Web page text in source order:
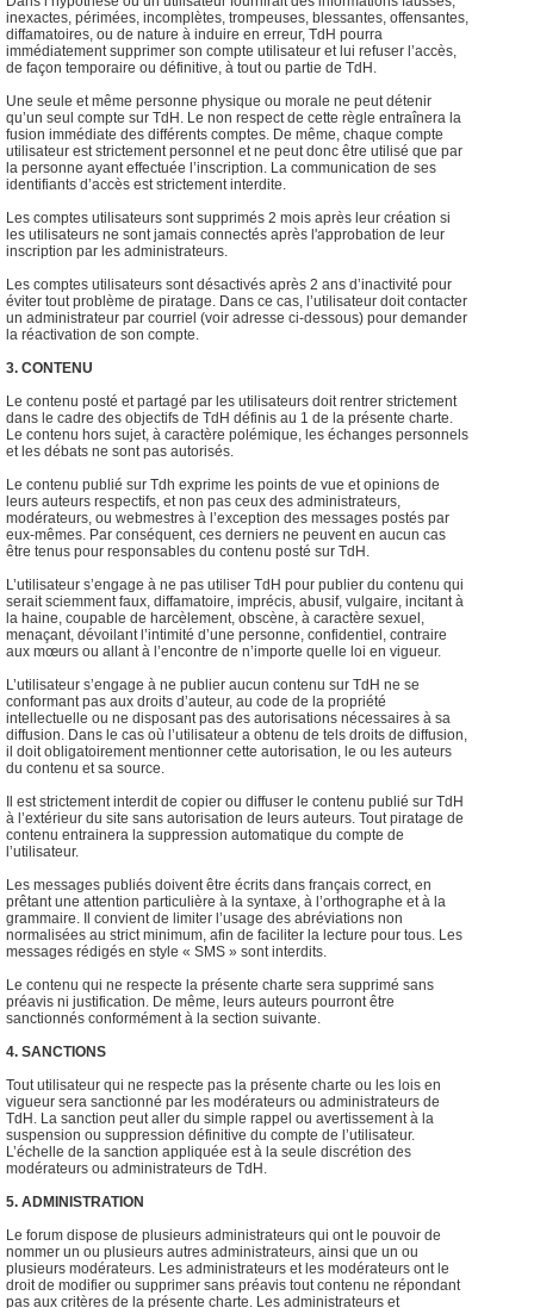
inexactes, périmées, incomplètes, trompeuses, blessantes, offensantes,
diffamatoires, ou de nature à induire en erreur, TdH pourra
immédiatement supprimer son compte utilisateur et lui refuser l’accès,
de façon temporaire ou définitive, à tout ou partie de TdH.
Une seule et même personne physique ou morale ne peut détenir
qu’un seul compte sur TdH. Le non respect de cette règle entraînera la
fusion immédiate des différents comptes. De même, chaque compte
utilisateur est strictement personnel et ne peut donc être utilisé que par
la personne ayant effectuée l’inscription. La communication de ses
identifiants d’accès est strictement interdite.
Les comptes utilisateurs sont supprimés 2 mois après leur création si
les utilisateurs ne sont jamais connectés après l'approbation de leur
inscription par les administrateurs.
Les comptes utilisateurs sont désactivés après 2 ans d’inactivité pour
éviter tout problème de piratage. Dans ce cas, l’utilisateur doit contacter
un administrateur par courriel (voir adresse ci-dessous) pour demander
la réactivation de son compte.
3. CONTENU
Le contenu posté et partagé par les utilisateurs doit rentrer strictement
dans le cadre des objectifs de TdH définis au 1 de la présente charte.
Le contenu hors sujet, à caractère polémique, les échanges personnels
et les débats ne sont pas autorisés.
Le contenu publié sur Tdh exprime les points de vue et opinions de
leurs auteurs respectifs, et non pas ceux des administrateurs,
modérateurs, ou webmestres à l’exception des messages postés par
eux-mêmes. Par conséquent, ces derniers ne peuvent en aucun cas
être tenus pour responsables du contenu posté sur TdH.
L’utilisateur s’engage à ne pas utiliser TdH pour publier du contenu qui
serait sciemment faux, diffamatoire, imprécis, abusif, vulgaire, incitant à
la haine, coupable de harcèlement, obscène, à caractère sexuel,
menaçant, dévoilant l’intimité d’une personne, confidentiel, contraire
aux mœurs ou allant à l’encontre de n’importe quelle loi en vigueur.
L’utilisateur s’engage à ne publier aucun contenu sur TdH ne se
conformant pas aux droits d’auteur, au code de la propriété
intellectuelle ou ne disposant pas des autorisations nécessaires à sa
diffusion. Dans le cas où l’utilisateur a obtenu de tels droits de diffusion,
il doit obligatoirement mentionner cette autorisation, le ou les auteurs
du contenu et sa source.
Il est strictement interdit de copier ou diffuser le contenu publié sur TdH
à l’extérieur du site sans autorisation de leurs auteurs. Tout piratage de
contenu entrainera la suppression automatique du compte de
l’utilisateur.
Les messages publiés doivent être écrits dans français correct, en
prêtant une attention particulière à la syntaxe, à l’orthographe et à la
grammaire. Il convient de limiter l’usage des abréviations non
normalisées au strict minimum, afin de faciliter la lecture pour tous. Les
messages rédigés en style « SMS » sont interdits.
Le contenu qui ne respecte la présente charte sera supprimé sans
préavis ni justification. De même, leurs auteurs pourront être
sanctionnés conformément à la section suivante.
4. SANCTIONS
Tout utilisateur qui ne respecte pas la présente charte ou les lois en
vigueur sera sanctionné par les modérateurs ou administrateurs de
TdH. La sanction peut aller du simple rappel ou avertissement à la
suspension ou suppression définitive du compte de l’utilisateur.
L’échelle de la sanction appliquée est à la seule discrétion des
modérateurs ou administrateurs de TdH.
5. ADMINISTRATION
Le forum dispose de plusieurs administrateurs qui ont le pouvoir de
nommer un ou plusieurs autres administrateurs, ainsi que un ou
plusieurs modérateurs. Les administrateurs et les modérateurs ont le
droit de modifier ou supprimer sans préavis tout contenu ne répondant
pas aux critères de la présente charte. Les administrateurs et